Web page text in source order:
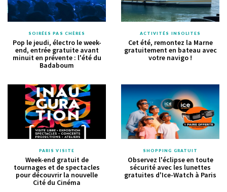
SOIRÉES PAS CHÈRES
Pop le jeudi, électro le week-
end, entrée gratuite avant
minuit en prévente : l'été du
Badaboum
ACTIVITÉS INSOLITES
Cet été, remontez la Marne
gratuitement en bateau avec
votre navigo !
PARIS VISITE
Week-end gratuit de
tournages et de spectacles
pour découvrir la nouvelle
Cité du Cinéma
SHOPPING GRATUIT
Observez l'éclipse en toute
sécurité avec les lunettes
gratuites d'Ice-Watch à Paris